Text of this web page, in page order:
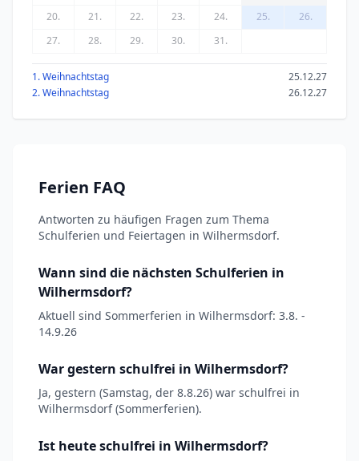
20.
21. 22. 23. 24. 25.
26.
27.
28. 29. 30. 31.
1. Weihnachtstag
25.12.27
2. Weihnachtstag
26.12.27
Ferien FAQ
Antworten zu häufigen Fragen zum Thema
Schulferien und Feiertagen in Wilhermsdorf.
Wann sind die nächsten Schulferien in
Wilhermsdorf?
Aktuell sind Sommerferien in Wilhermsdorf: 3.8. -
14.9.26
War gestern schulfrei in Wilhermsdorf?
Ja, gestern (Samstag, der 8.8.26) war schulfrei in
Wilhermsdorf (Sommerferien).
Ist heute schulfrei in Wilhermsdorf?